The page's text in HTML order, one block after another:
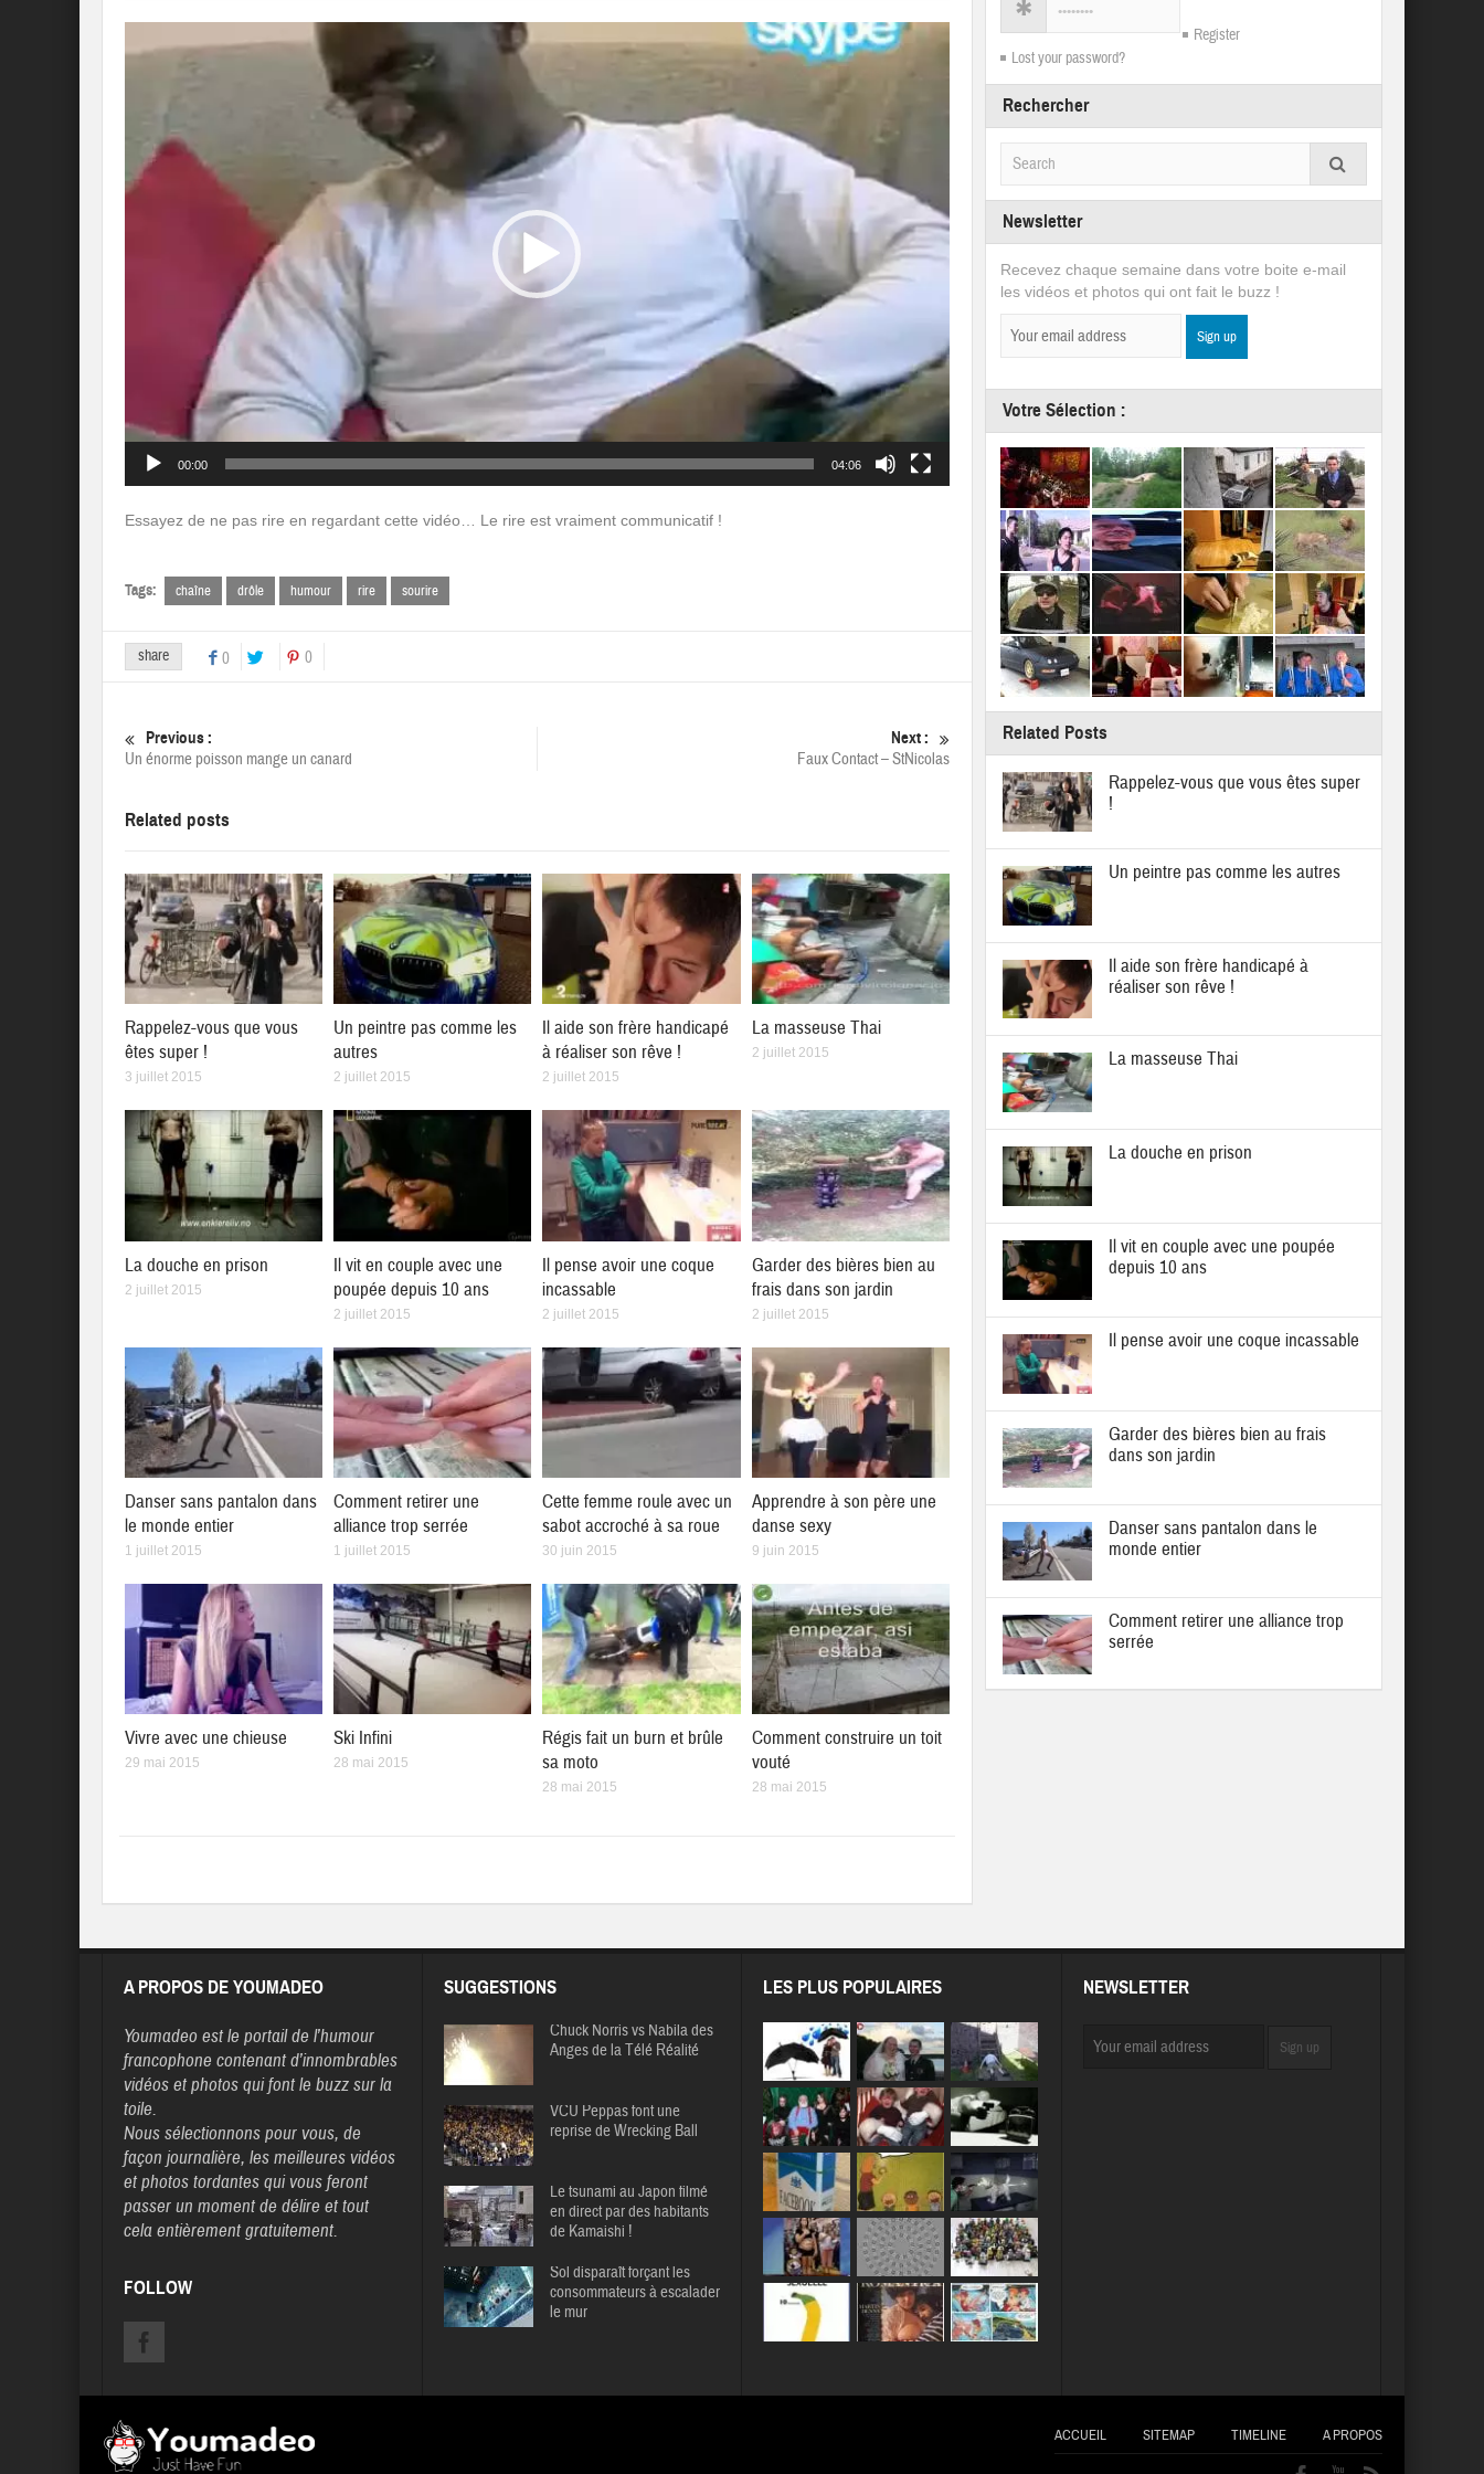
vidéo
00:00 04:06
Essayez de ne pas rire en regardant cette vidéo… Le rire est vraiment communicatif !
Tags: chaîne drôle humour rire sourire
share 0 0
Previous :
Un énorme poisson mange un canard
Next :
Faux Contact – StNicolas
Related posts
Rappelez-vous que vous
êtes super !
3 juillet 2015
Un peintre pas comme les
autres
2 juillet 2015
Il aide son frère handicapé
à réaliser son rêve !
2 juillet 2015
La masseuse Thai
2 juillet 2015
La douche en prison
2 juillet 2015
Il vit en couple avec une
poupée depuis 10 ans
2 juillet 2015
Il pense avoir une coque
incassable
2 juillet 2015
Garder des bières bien au
frais dans son jardin
2 juillet 2015
Danser sans pantalon dans
le monde entier
1 juillet 2015
Comment retirer une
alliance trop serrée
1 juillet 2015
Cette femme roule avec un
sabot accroché à sa roue
30 juin 2015
Apprendre à son père une
danse sexy
9 juin 2015
Vivre avec une chieuse
29 mai 2015
Ski Infini
28 mai 2015
Régis fait un burn et brûle
sa moto
28 mai 2015
Comment construire un toit
vouté
28 mai 2015
Register
Lost your password?
Rechercher
Newsletter
Recevez chaque semaine dans votre boite e-mail
les vidéos et photos qui ont fait le buzz !
Votre Sélection :
Related Posts
Rappelez-vous que vous êtes super
!
Un peintre pas comme les autres
Il aide son frère handicapé à
réaliser son rêve !
La masseuse Thai
La douche en prison
Il vit en couple avec une poupée
depuis 10 ans
Il pense avoir une coque incassable
Garder des bières bien au frais
dans son jardin
Danser sans pantalon dans le
monde entier
Comment retirer une alliance trop
serrée
A PROPOS DE YOUMADEO
Youmadeo est le portail de l’humour
francophone contenant d’innombrables
vidéos et photos qui font le buzz sur la
toile.
Nous sélectionnons pour vous, de
façon journalière, les meilleures vidéos
et photos tordantes qui vous feront
passer un moment de délire et tout
cela entièrement gratuitement.
FOLLOW
SUGGESTIONS
Chuck Norris vs Nabila des
Anges de la Télé Réalité
VCU Peppas font une
reprise de Wrecking Ball
Le tsunami au Japon filmé
en direct par des habitants
de Kamaishi !
Sol disparaît forçant les
consommateurs à escalader
le mur
LES PLUS POPULAIRES NEWSLETTER
ACCUEIL SITEMAP TIMELINE A PROPOS